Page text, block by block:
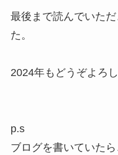
最後まで読んでいた
た。
2024年もどうぞよろ
p.s
ブログを書いていた